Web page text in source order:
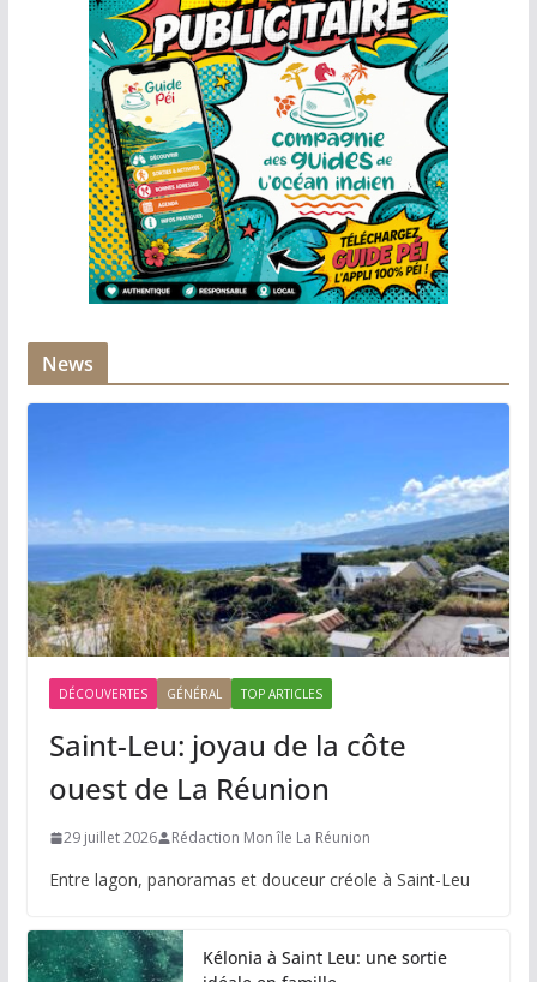
News
DÉCOUVERTES GÉNÉRAL TOP ARTICLES
Saint-Leu: joyau de la côte
ouest de La Réunion
29 juillet 2026 Rédaction Mon île La Réunion
Entre lagon, panoramas et douceur créole à Saint-Leu
Kélonia à Saint Leu: une sortie